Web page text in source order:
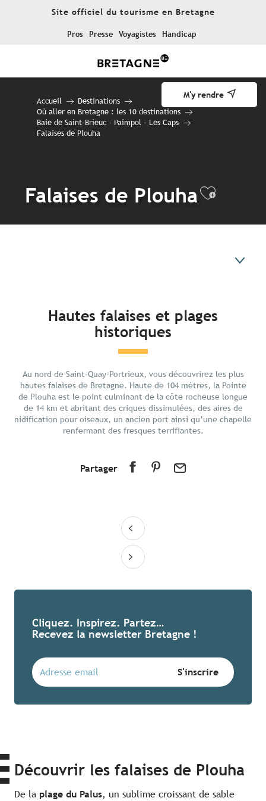
Site officiel du tourisme en Bretagne
Pros Presse Voyagistes Handicap
M'y rendre
Accueil
Destinations
Où aller en Bretagne : les 10 destinations
Baie de Saint-Brieuc – Paimpol – Les Caps
Falaises de Plouha
Falaises de Plouha
Hautes falaises et plages
historiques
Au nord de Saint-Quay-Portrieux, vous découvrirez les plus
hautes falaises de Bretagne. Haute de 104 mètres, la Pointe
de Plouha est le point culminant de la côte rocheuse longue
de 14 km et abritant des criques dissimulées, des aires de
nidification pour oiseaux, un ancien port ainsi qu’une chapelle
renfermant des fresques terrifiantes.
Partager
Cliquez. Inspirez. Partez…
Recevez la newsletter Bretagne !
Découvrir les falaises de Plouha
De la plage du Palus, un sublime croissant de sable